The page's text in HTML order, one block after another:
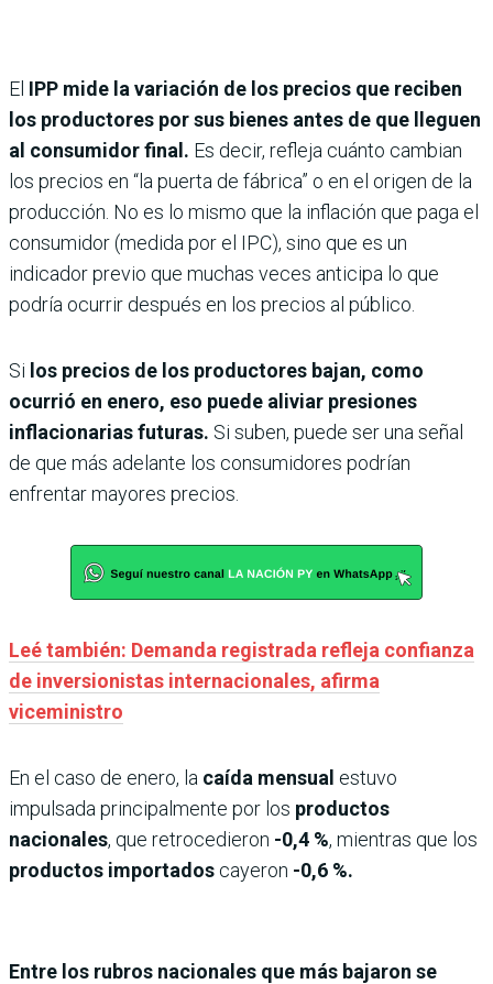
El IPP mide la variación de los precios que reciben
los productores por sus bienes antes de que lleguen
al consumidor final. Es decir, refleja cuánto cambian
los precios en “la puerta de fábrica” o en el origen de la
producción. No es lo mismo que la inflación que paga el
consumidor (medida por el IPC), sino que es un
indicador previo que muchas veces anticipa lo que
podría ocurrir después en los precios al público.
Si los precios de los productores bajan, como
ocurrió en enero, eso puede aliviar presiones
inflacionarias futuras. Si suben, puede ser una señal
de que más adelante los consumidores podrían
enfrentar mayores precios.
Leé también: Demanda registrada refleja confianza
de inversionistas internacionales, afirma
viceministro
En el caso de enero, la caída mensual estuvo
impulsada principalmente por los productos
nacionales, que retrocedieron -0,4 %, mientras que los
productos importados cayeron -0,6 %.
Entre los rubros nacionales que más bajaron se